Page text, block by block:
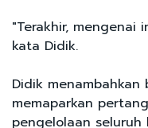
"Terakhir, mengenai
kata Didik.
Didik
memaparkan
pengelolaan seluruh